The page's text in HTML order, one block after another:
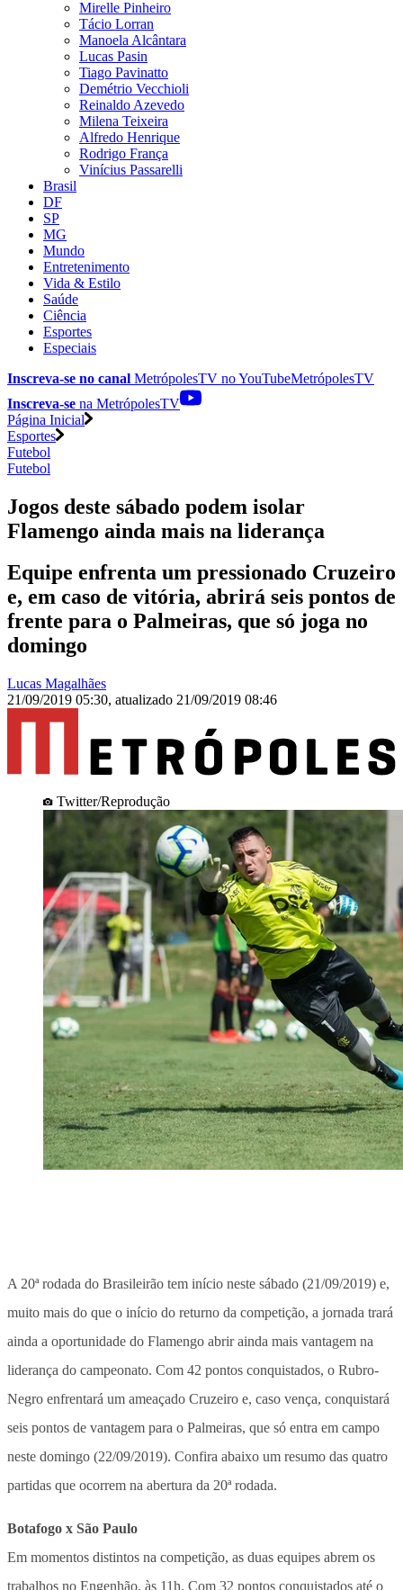
Mirelle Pinheiro
Tácio Lorran
Manoela Alcântara
Lucas Pasin
Tiago Pavinatto
Demétrio Vecchioli
Reinaldo Azevedo
Milena Teixeira
Alfredo Henrique
Rodrigo França
Vinícius Passarelli
Brasil
DF
SP
MG
Mundo
Entretenimento
Vida & Estilo
Saúde
Ciência
Esportes
Especiais
Inscreva-se no canal MetrópolesTV noYouTubeMetrópolesTV
Inscreva-se na MetrópolesTV
Página Inicial
Esportes
Futebol
Futebol
Jogos deste sábado podem isolar
Flamengo ainda mais na liderança
Equipe enfrenta um pressionado Cruzeiro
e, em caso de vitória, abrirá seis pontos de
frente para o Palmeiras, que só joga no
domingo
Lucas Magalhães
21/09/2019 05:30, atualizado 21/09/2019 08:46
Twitter/Reprodução
A 20ª rodada do Brasileirão tem início neste sábado (21/09/2019) e,
muito mais do que o início do returno da competição, a jornada trará
ainda a oportunidade do Flamengo abrir ainda mais vantagem na
liderança do campeonato. Com 42 pontos conquistados, o Rubro-
Negro enfrentará um ameaçado Cruzeiro e, caso vença, conquistará
seis pontos de vantagem para o Palmeiras, que só entra em campo
neste domingo (22/09/2019). Confira abaixo um resumo das quatro
partidas que ocorrem na abertura da 20ª rodada.
Botafogo x São Paulo
Em momentos distintos na competição, as duas equipes abrem os
trabalhos no Engenhão, às 11h. Com 32 pontos conquistados até o